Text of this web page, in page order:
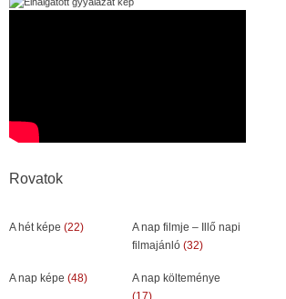
Rovatok
A hét képe (22)
A nap filmje – Illő napi
filmajánló (32)
A nap képe (48)
A nap költeménye